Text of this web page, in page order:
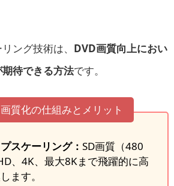
ング技術は、 DVD画質向上におい
待できる方法です。
質化の仕組みとメリット
スケーリング： SD画質（480
、4K、最大8Kまで飛躍的に高
ます。